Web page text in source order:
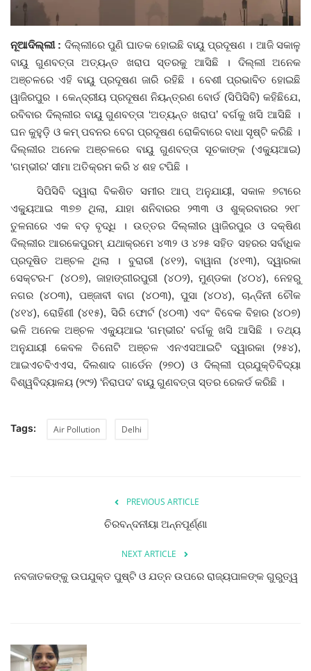
ପ୍ରଶାସନ ଖବର
ଜିଲ୍ଲା
ଆପଣଙ୍କ କଲମରୁ
ମହାନଗର
ଅପରାଧ
ଖେଳ ଖବର
ବିଶେଷ
ନୂଆଦିଲ୍ଲୀ : ଦିଲ୍ଲୀରେ ପୁଣି ଘାତକ ହୋଇଛି ବାୟୁ ପ୍ରଦୂଷଣ । ଆଜି ସକାଳୁ
ବାୟୁ ଗୁଣବତ୍ତା ଅତ୍ୟନ୍ତ ଖରାପ ସ୍ତରକୁ ଆସିଛି । ଦିଲ୍ଲୀ ଅନେକ
ଅଞ୍ଚଳରେ ଏହି ବାୟୁ ପ୍ରଦୂଷଣ ଜାରି ରହିଛି । ବେଶୀ ପ୍ରଭାବିତ ହୋଇଛି
ୱାଜିରପୁର । କେନ୍ଦ୍ରୀୟ ପ୍ରଦୂଷଣ ନିୟନ୍ତ୍ରଣ ବୋର୍ଡ (ସିପିସିବି) କହିଛିଯେ,
ରବିବାର ଦିଲ୍ଲୀର ବାୟୁ ଗୁଣବତ୍ତା ‘ଅତ୍ୟନ୍ତ ଖରାପ’ ବର୍ଗକୁ ଖସି ଆସିଛି ।
ଘନ କୁହୁଡ଼ି ଓ କମ୍‌ ପବନର ବେଗ ପ୍ରଦୂଷଣ ରୋକିବାରେ ବାଧା ସୃଷ୍ଟି କରିଛି ।
ଦିଲ୍ଲୀର ଅନେକ ଅଞ୍ଚଳରେ ବାୟୁ ଗୁଣବତ୍ତା ସୂଚକାଙ୍କ (ଏକ୍ୟୁଆଇ)
‘ଗମ୍ଭୀର' ସୀମା ଅତିକ୍ରମ କରି ୪ ଶହ ଟପିଛି ।
ସିପିସିବି ଦ୍ୱାରା ବିକଶିତ ସମୀର ଆପ୍‌ ଅନୁଯାୟୀ, ସକାଳ ୭ଟାରେ
ଏକ୍ୟୁଆଇ ୩୭୭ ଥିଲା, ଯାହା ଶନିବାରର ୨୩୩ ଓ ଶୁକ୍ରବାରର ୨୧୮
ତୁଳନାରେ ଏକ ବଡ଼ ବୃଦ୍ଧି । ଉତ୍ତର ଦିଲ୍ଲୀର ୱାଜିରପୁର ଓ ଦକ୍ଷିଣ
ଦିଲ୍ଲୀର ଆରକେପୁରମ୍‌ ଯଥାକ୍ରମେ ୪୩୨ ଓ ୪୨୫ ସହିତ ସହରର ସର୍ବାଧିକ
ପ୍ରଦୂଷିତ ଅଞ୍ଚଳ ଥିଲା । ବୁରାରୀ (୪୧୨), ବାୱାନା (୪୧୩), ଦ୍ୱାରକା
ସେକ୍ଟର-୮ (୪୦୭), ଜାହାଙ୍ଗୀରପୁରୀ (୪୦୨), ମୁଣ୍ଡକା (୪୦୪), ନେହରୁ
ନଗର (୪୦୩), ପଞ୍ଜାବୀ ବାଗ (୪୦୩), ପୁସା (୪୦୪), ଚାନ୍ଦିନୀ ଚୌକ
(୪୧୪), ରୋହିଣୀ (୪୧୫), ସିରି ଫୋର୍ଟ (୪୦୩) ଏବଂ ବିବେକ ବିହାର (୪୦୭)
ଭଳି ଅନେକ ଅଞ୍ଚଳ ଏକ୍ୟୁଆଇ ‘ଗମ୍ଭୀର' ବର୍ଗକୁ ଖସି ଆସିଛି । ତଥ୍ୟ
ଅନୁଯାୟୀ କେବଳ ତିନୋଟି ଅଞ୍ଚଳ ଏନଏସଆଇଟି ଦ୍ୱାରକା (୨୫୪),
ଆଇଏଚବିଏଏସ, ଦିଲଶାଦ ଗାର୍ଡେନ (୨୭୦) ଓ ଦିଲ୍ଲୀ ପ୍ରଯୁକ୍ତିବିଦ୍ୟା
ବିଶ୍ୱବିଦ୍ୟାଳୟ (୨୯୨) ‘ନିରାପଦ' ବାୟୁ ଗୁଣବତ୍ତା ସ୍ତର ରେକର୍ଡ କରିଛି ।
Tags: Air Pollution Delhi
PREVIOUS ARTICLE
ଚିରବନ୍ଦନୀୟା ଅନ୍ନପୂର୍ଣ୍ଣା
NEXT ARTICLE
ନବଜାତକଙ୍କୁ ଉପଯୁକ୍ତ ପୁଷ୍ଟି ଓ ଯତ୍ନ ଉପରେ ରାଜ୍ୟପାଳଙ୍କ ଗୁରୁତ୍ୱ